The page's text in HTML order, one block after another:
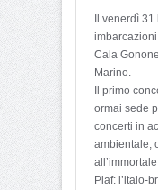
Il venerdì 31
Cala
Marino.
Il primo
ormai sede
concerti in
ambientale,
Piaf: l’italo-